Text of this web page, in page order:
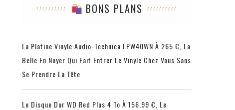
BONS PLANS
La Platine Vinyle Audio-Technica LPW40WN À 265 €, La
Belle En Noyer Qui Fait Entrer Le Vinyle Chez Vous Sans
Se Prendre La Tête
Le Disque Dur WD Red Plus 4 To À 156,99 €, Le